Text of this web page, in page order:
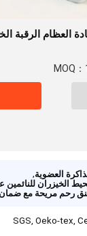
العظام الرقبة
MOQ
العضوية,
الخيزران للنائمين
رحم مريحة مع ضمان
SGS, Oeko-tex,